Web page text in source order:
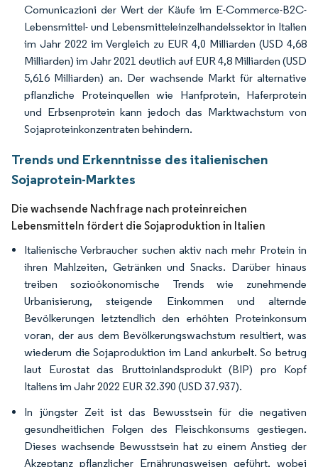
Comunicazioni der Wert der Käufe im E-Commerce-B2C-
Lebensmittel- und Lebensmitteleinzelhandelssektor in Italien
im Jahr 2022 im Vergleich zu EUR 4,0 Milliarden (USD 4,68
Milliarden) im Jahr 2021 deutlich auf EUR 4,8 Milliarden (USD
5,616 Milliarden) an. Der wachsende Markt für alternative
pflanzliche Proteinquellen wie Hanfprotein, Haferprotein
und Erbsenprotein kann jedoch das Marktwachstum von
Sojaproteinkonzentraten behindern.
Trends und Erkenntnisse des italienischen
Sojaprotein-Marktes
Die wachsende Nachfrage nach proteinreichen
Lebensmitteln fördert die Sojaproduktion in Italien
Italienische Verbraucher suchen aktiv nach mehr Protein in
ihren Mahlzeiten, Getränken und Snacks. Darüber hinaus
treiben sozioökonomische Trends wie zunehmende
Urbanisierung, steigende Einkommen und alternde
Bevölkerungen letztendlich den erhöhten Proteinkonsum
voran, der aus dem Bevölkerungswachstum resultiert, was
wiederum die Sojaproduktion im Land ankurbelt. So betrug
laut Eurostat das Bruttoinlandsprodukt (BIP) pro Kopf
Italiens im Jahr 2022 EUR 32.390 (USD 37.937).
In jüngster Zeit ist das Bewusstsein für die negativen
gesundheitlichen Folgen des Fleischkonsums gestiegen.
Dieses wachsende Bewusstsein hat zu einem Anstieg der
Akzeptanz pflanzlicher Ernährungsweisen geführt, wobei